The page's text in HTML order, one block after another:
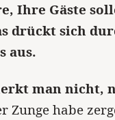
Ihre Gäste
drückt sich
aus.
man nicht,
Zunge habe